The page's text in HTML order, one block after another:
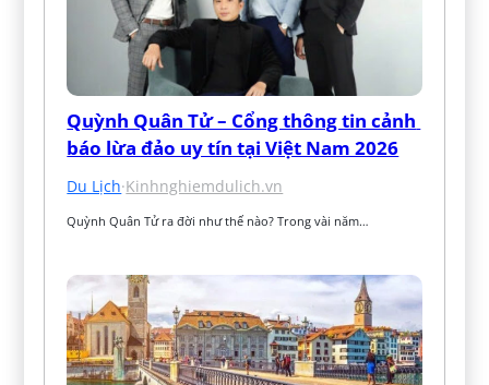
Quỳnh Quân Tử – Cổng thông tin cảnh
báo lừa đảo uy tín tại Việt Nam 2026
Du Lịch·Kinhnghiemdulich.vn
Quỳnh Quân Tử ra đời như thế nào? Trong vài năm…